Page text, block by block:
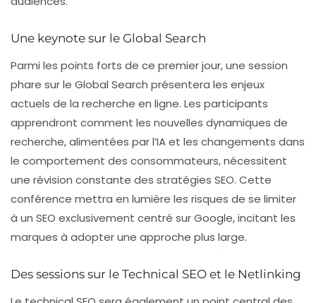
Une keynote sur le Global Search
Parmi les points forts de ce premier jour, une session
phare sur le Global Search présentera les enjeux
actuels de la recherche en ligne. Les participants
apprendront comment les nouvelles dynamiques de
recherche, alimentées par l’IA et les changements dans
le comportement des consommateurs, nécessitent
une révision constante des stratégies SEO. Cette
conférence mettra en lumière les risques de se limiter
à un SEO exclusivement centré sur Google, incitant les
marques à adopter une approche plus large.
Des sessions sur le Technical SEO et le Netlinking